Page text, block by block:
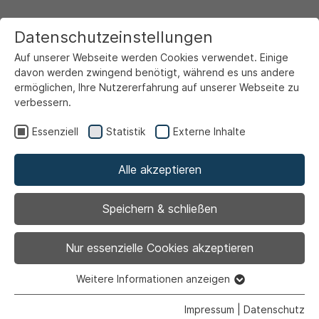
Familiex Freizeitx Top-Meldungen
Datenschutzeinstellungen
Auf unserer Webseite werden Cookies verwendet. Einige
davon werden zwingend benötigt, während es uns andere
ermöglichen, Ihre Nutzererfahrung auf unserer Webseite zu
verbessern.
Essenziell Statistik Externe Inhalte
Alle akzeptieren
Speichern & schließen
Nur essenzielle Cookies akzeptieren
Essenzielle Cookies werden für grundlegende Funktionen
Weitere Informationen anzeigen
Impressum Datenschutz